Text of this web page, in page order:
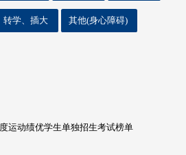
转学、插大 其他(身心障碍)
运动绩优学生单独招生考试榜单